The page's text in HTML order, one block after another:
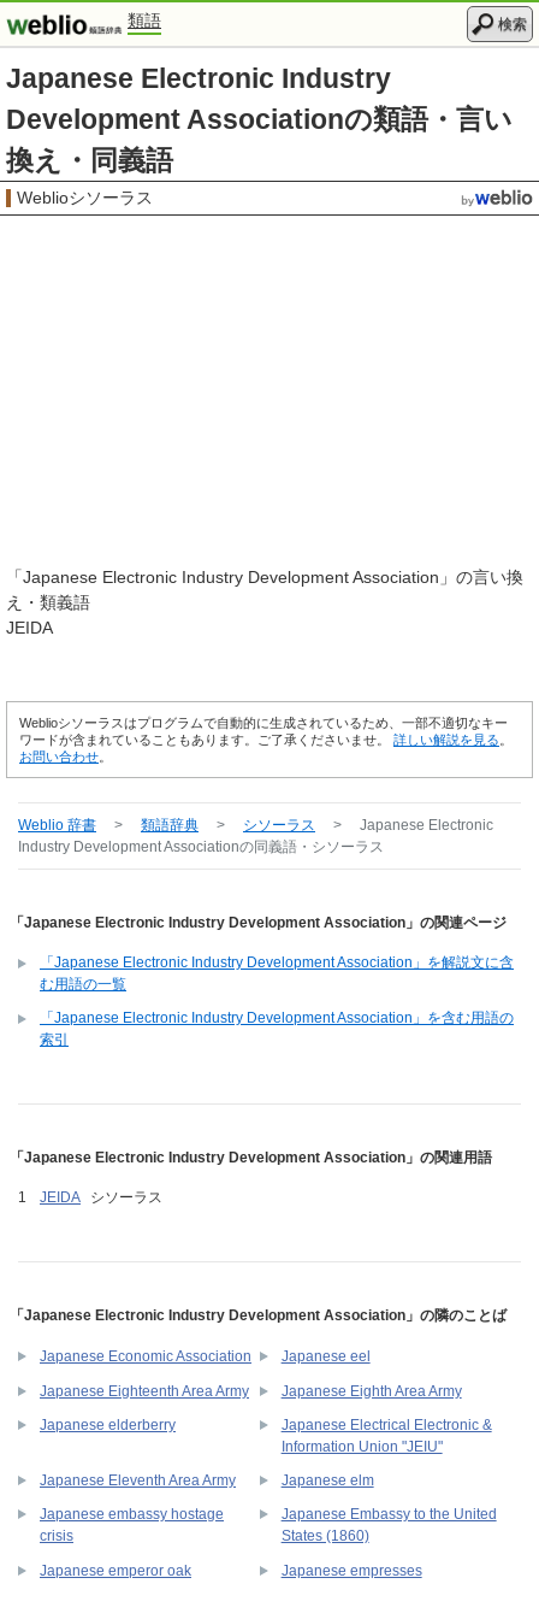
類語 検索
Japanese Electronic Industry
Development Associationの類語・言い
換え・同義語
Weblioシソーラス
「Japanese Electronic Industry Development Association 」の言い換
え・類義語
JEIDA
Weblioシソーラスはプログラムで自動的に生成されているため、一部不適切なキー
ワードが含まれていることもあります。ご了承くださいませ。 詳しい解説を見る
お問い合わせ
Weblio 辞書 > 類語辞典 > シソーラス >
Japanese Electronic
Industry Development Associationの同義語・シソーラス
「Japanese Electronic Industry Development Association」の関連ページ
「Japanese Electronic Industry Development Association」を解説文に含
む用語の一覧
「Japanese Electronic Industry Development Association」を含む用語の
索引
「Japanese Electronic Industry Development Association」の関連用語
JEIDA シソーラス
「Japanese Electronic Industry Development Association」の隣のことば
Japanese Economic Association Japanese eel
Japanese Eighteenth Area Army Japanese Eighth Area Army
Japanese elderberry
Japanese Electrical Electronic &
Information Union "JEIU"
Japanese Eleventh Area Army
Japanese elm
Japanese embassy hostage
crisis
Japanese Embassy to the United
States (1860)
Japanese emperor oak Japanese empresses